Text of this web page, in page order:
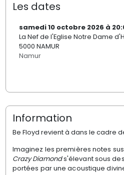
Les dates
samedi 10 octobre 2026 à
La Nef de l'Eglise Notre Dame
5000 NAMUR
Namur
Information
Be Floyd revient à dans le cadre
Imaginez les premières notes
Crazy Diamonds'élevant sous
portées par une acoustique